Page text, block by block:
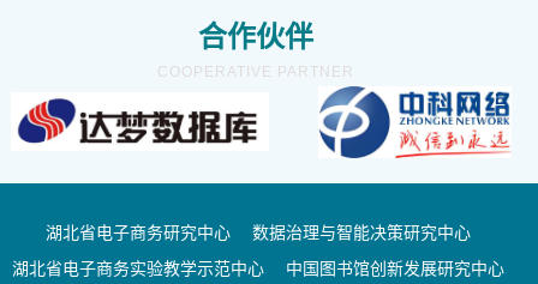
合作伙伴
COOPERATIVE PARTNER
湖北省电子商务研究中心
数据治理与智能决策研究中心
湖北省电子商务实验教学示范中心
中国图书馆创新发展研究中心